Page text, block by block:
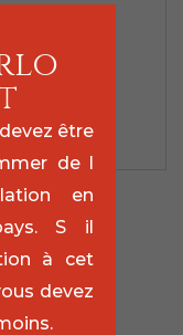
être
de l
en
S il
à cet
devez